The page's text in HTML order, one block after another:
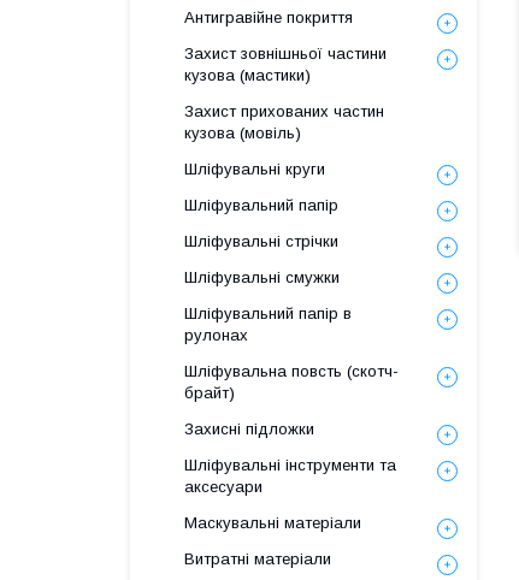
Антигравійне покриття
Захист зовнішньої частини
кузова (мастики)
Захист прихованих частин
кузова (мовіль)
Шліфувальні круги
Шліфувальний папір
Шліфувальні стрічки
Шліфувальні смужки
Шліфувальний папір в
рулонах
Шліфувальна повсть (скотч-
брайт)
Захисні підложки
Шліфувальні інструменти та
аксесуари
Маскувальні матеріали
Витратні матеріали